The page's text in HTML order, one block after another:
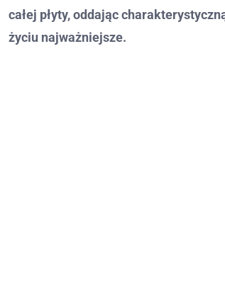
całej płyty, oddając
życiu najważniejsze.